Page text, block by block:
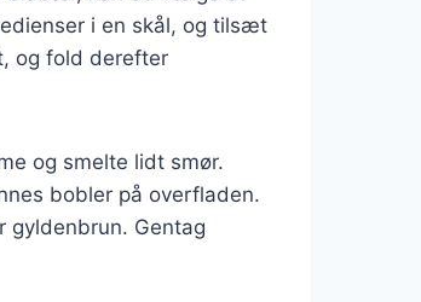
i en skål, og tilsæt
og fold derefter
og smelte lidt smør.
bobler på overfladen.
gyldenbrun. Gentag